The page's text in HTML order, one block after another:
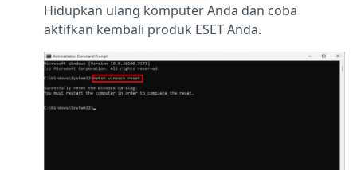
Hidupkan ulang komputer Anda dan coba
aktifkan kembali produk ESET Anda.